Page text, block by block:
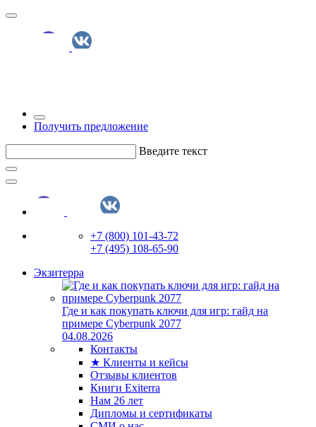
Получить предложение
Введите текст
+7 (800) 101-43-72
+7 (495) 108-65-90
Экзитерра
Где и как покупать ключи для игр: гайд на
примере Cyberpunk 2077
04.08.2026
Контакты
★ Клиенты и кейсы
Отзывы клиентов
Книги Exiterra
Нам 26 лет
Дипломы и сертификаты